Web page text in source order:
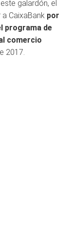
galardón, el
CaixaBank por
programa de
comercio
2017.